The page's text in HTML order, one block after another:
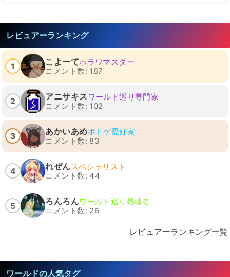
レビュアーランキング
1 こよーてホラワマスター
コメント数: 187
2 アニサキス ワールド巡り専門家
コメント数: 102
3 あかいあめボドゲ愛好家
コメント数: 83
4 れぜんスペシャリスト
コメント数: 44
5 ろんろんワールド巡り熟練者
コメント数: 26
レビュアーランキング一覧
ワールドの人気タグ